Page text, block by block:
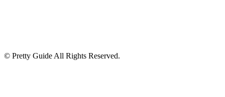
© Pretty Guide All Rights Reserved.